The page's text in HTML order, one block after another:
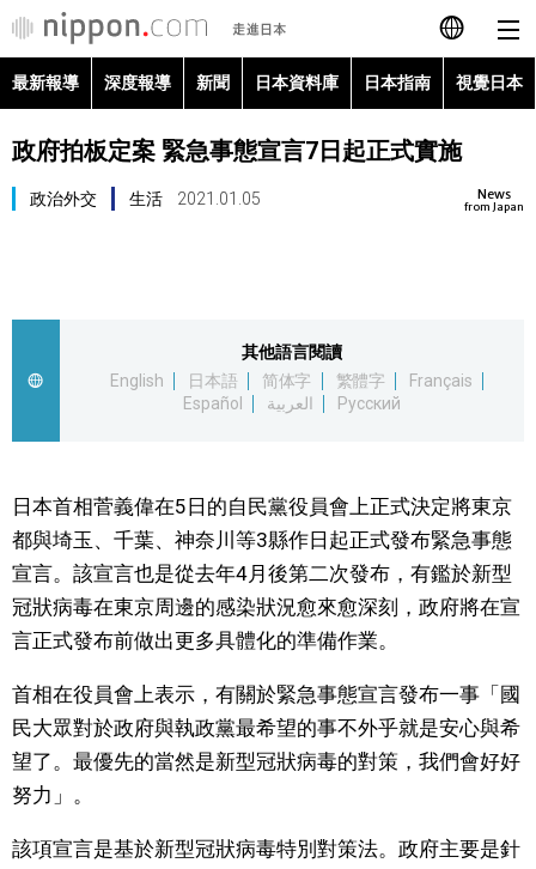
日本語
English
العربية
日本指南
視覺日本
臺灣香港
更多
人物訪談
日本入門
最新報導 深度報導 新聞 日本資料庫 日本指南 視覺日本
政府拍板定案 緊急事態宣言7日起正式實施
News
from Japan
政治外交 生活 2021.01.05
其他語言閱讀
English
日本語 简体字 繁體字
Français
Español
العربية Русский
日本首相菅義偉在5日的自民黨役員會上正式決定將東京
都與埼玉、千葉、神奈川等3縣作日起正式發布緊急事態
宣言。該宣言也是從去年4月後第二次發布，有鑑於新型
冠狀病毒在東京周邊的感染狀況愈來愈深刻，政府將在宣
言正式發布前做出更多具體化的準備作業。
首相在役員會上表示，有關於緊急事態宣言發布一事「國
民大眾對於政府與執政黨最希望的事不外乎就是安心與希
望了。最優先的當然是新型冠狀病毒的對策，我們會好好
努力」。
該項宣言是基於新型冠狀病毒特別對策法。政府主要是針